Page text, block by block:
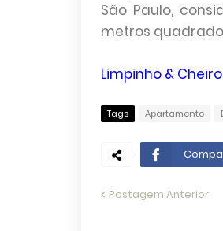
São Paulo,
metros
Limpinho &
Tags Apartamento
Postagem Anterior